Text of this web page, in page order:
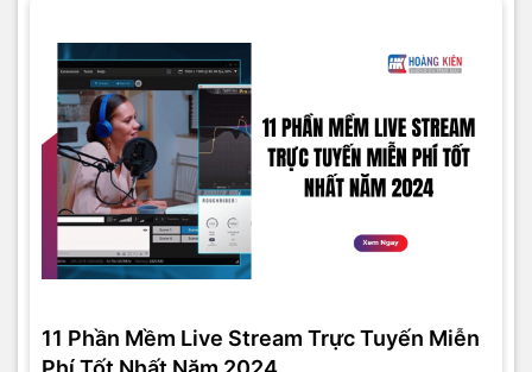
11 Phần Mềm Live Stream Trực Tuyến Miễn